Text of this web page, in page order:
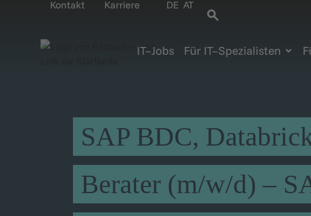
Kontakt Karriere DE AT
IT–Jobs Für IT–Spezialisten
SAP BDC,
Berater (m/w/d) –